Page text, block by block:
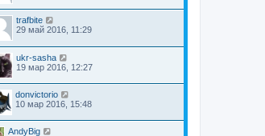
trafbite
29 май 2016, 11:29
ukr-sasha
19 мар 2016, 12:27
donvictorio
10 мар 2016, 15:48
AndyBig